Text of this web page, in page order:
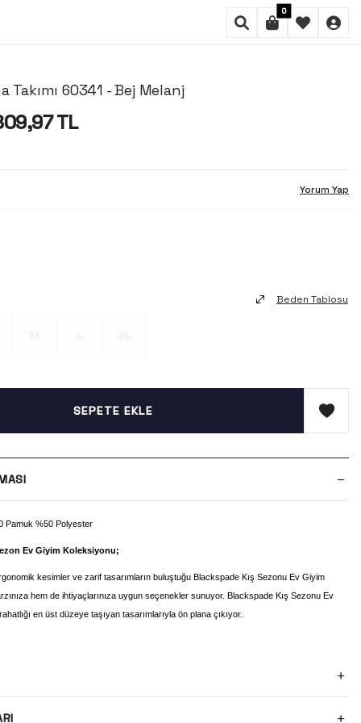
0
Takımı 60341 - Bej Melanj
TL
Yorum Yap
Beden Tablosu
SEPETE EKLE
Pamuk %50 Polyester
Ev Giyim Koleksiyonu;
kesimler ve zarif tasarımların buluştuğu Blackspade Kış Sezonu Ev Giyim
hem de ihtiyaçlarınıza uygun seçenekler sunuyor. Blackspade Kış Sezonu Ev
en üst düzeye taşıyan tasarımlarıyla ön plana çıkıyor.